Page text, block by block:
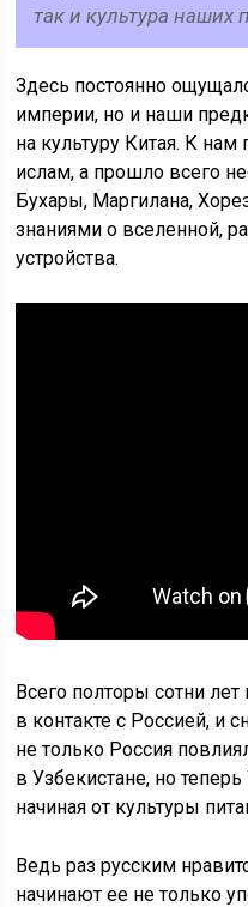
так и культура наших
Здесь постоянно
империи, но и наши
на культуру Китая. К
ислам, а прошло всего
Бухары, Маргилана,
знаниями о вселенной,
устройства.
Всего полторы сотни лет
в контакте с Россией, и
не только Россия
в Узбекистане, но
начиная от культуры
Ведь раз русским
начинают ее не только